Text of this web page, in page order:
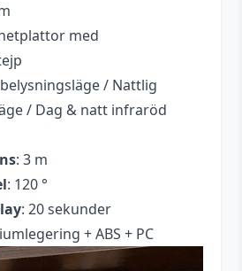
med
/ Nattlig
/ Dag & natt infraröd
: 3 m
: 120 °
: 20 sekunder
+ ABS + PC